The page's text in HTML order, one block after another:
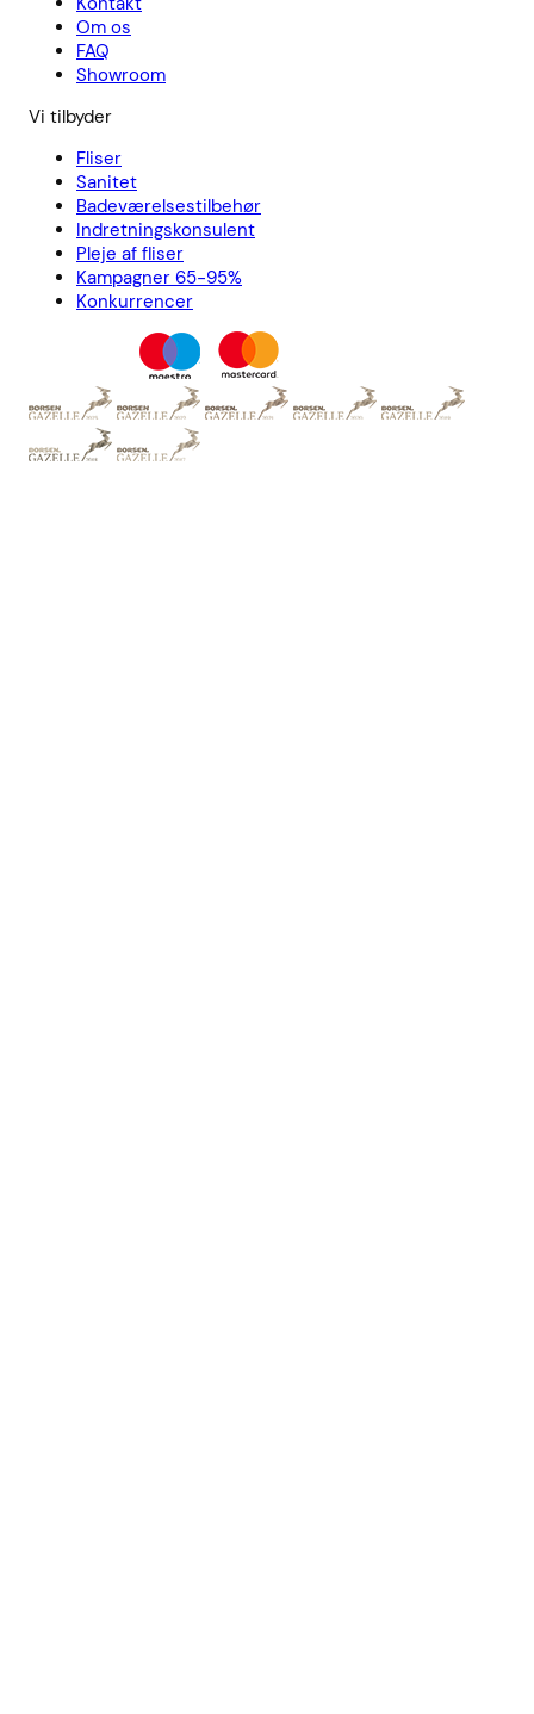
Om os
FAQ
Showroom
Vi tilbyder
Fliser
Sanitet
Badeværelsestilbehør
Indretningskonsulent
Pleje af fliser
Kampagner 65-95%
Konkurrencer